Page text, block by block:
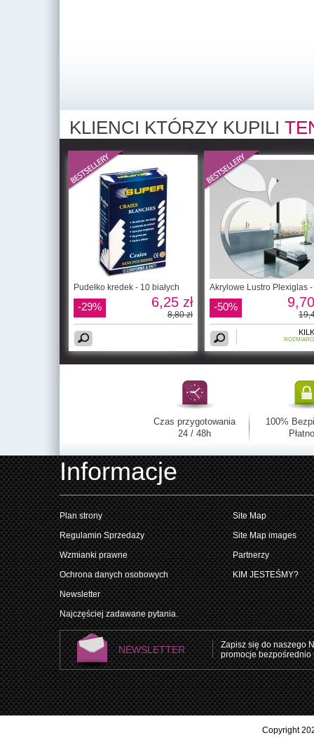
KLIENCI KTÓRZY KUPILI
Pudełko kredek - 10 białych
-29% 6,25 zł
8,80 zł
Akrylowe Lustro Plexiglas -
-50%
Czas przygotowania
24 / 48h
100%
Informacje
Plan strony
Regulamin Sprzedaży
Wzmianki prawne
Ochrona danych osobowych
Newsletter
Najczęściej zadawane pytania.
Site Map
Site Map images
Partnerzy
KIM JESTEŚMY?
NEWSLETTER
Zapisz się do naszego
promocje bezpośrednio
Copyright